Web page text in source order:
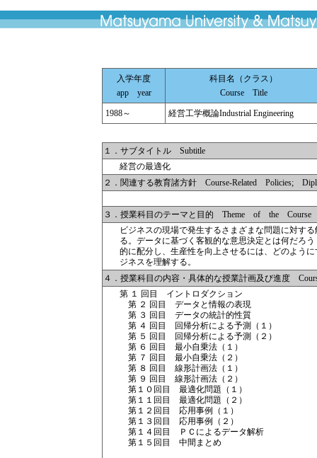
入学年度
app year
科目名（クラス）
Course Title
1988～ 経営工学概論Industrial Engineering
１．サブタイトル Subtitle
経営の最適化
２．関連する教育諸方針 Course-Related Policies;
３．授業科目のテーマと目的 Theme of the Course
ビジネスの現場で発生するさまざまな問題に対す
る。データに基づく客観的な意思決定とは何だろ
的に配分し、生産性を向上させるには、どのよう
ジネスを理解する。
４．授業科目の内容・具体的な授業計画及び進度
第 １ 回目 イントロダクション
第 ２ 回目 データと情報の表現
第 ３ 回目 データの統計的性質
第 ４ 回目 回帰分析による予測（１）
第 ５ 回目 回帰分析による予測（２）
第 ６ 回目 最小自乗法（１）
第 ７ 回目 最小自乗法（２）
第 ８ 回目 線形計画法（１）
第 ９ 回目 線形計画法（２）
第１０回目 最適化問題（１）
第１１回目 最適化問題（２）
第１２回目 応用事例（１）
第１３回目 応用事例（２）
第１４回目 ＰＣによるデータ解析
第１５回目 中間まとめ